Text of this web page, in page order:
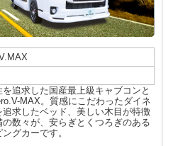
追求した国産最上級キャブコンと
MAX。質感にこだわったダイネ
求したベッド、美しい木目が特徴
数々が、安らぎとくつろぎのある
グカーです。